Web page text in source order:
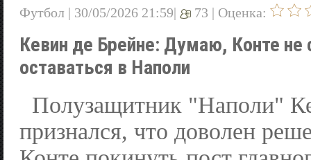
Футбол | 30/05/2026 21:59| 73 | Оценка:
Кевин де Брейне: Думаю, Конте не
оставаться в Наполи
Полузащитник "Наполи"
признался, что доволен